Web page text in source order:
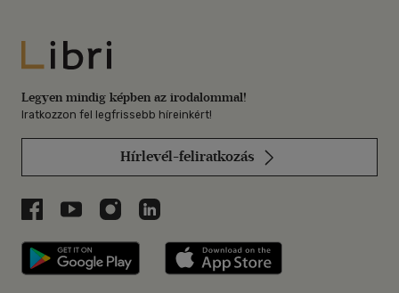
Libri
Legyen mindig képben az irodalommal!
Iratkozzon fel legfrissebb híreinkért!
Hírlevél-feliratkozás
Libri a Facebookon
Libri a Youtube-on
Libri az Instagramon
Libri a LinkedInen
Libri applikáció Szerezd meg: Google